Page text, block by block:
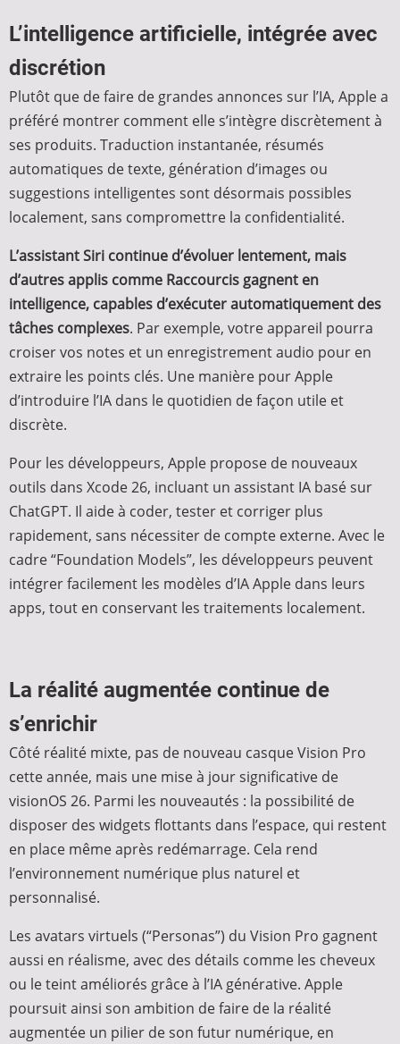
L’intelligence artificielle, intégrée avec
discrétion
Plutôt que de faire de grandes annonces sur l’IA, Apple a
préféré montrer comment elle s’intègre discrètement à
ses produits. Traduction instantanée, résumés
automatiques de texte, génération d’images ou
suggestions intelligentes sont désormais possibles
localement, sans compromettre la confidentialité.
L’assistant Siri continue d’évoluer lentement, mais
d’autres applis comme Raccourcis gagnent en
intelligence, capables d’exécuter automatiquement des
tâches complexes. Par exemple, votre appareil pourra
croiser vos notes et un enregistrement audio pour en
extraire les points clés. Une manière pour Apple
d’introduire l’IA dans le quotidien de façon utile et
discrète.
Pour les développeurs, Apple propose de nouveaux
outils dans Xcode 26, incluant un assistant IA basé sur
ChatGPT. Il aide à coder, tester et corriger plus
rapidement, sans nécessiter de compte externe. Avec le
cadre “Foundation Models”, les développeurs peuvent
intégrer facilement les modèles d’IA Apple dans leurs
apps, tout en conservant les traitements localement.
La réalité augmentée continue de
s’enrichir
Côté réalité mixte, pas de nouveau casque Vision Pro
cette année, mais une mise à jour significative de
visionOS 26. Parmi les nouveautés : la possibilité de
disposer des widgets flottants dans l’espace, qui restent
en place même après redémarrage. Cela rend
l’environnement numérique plus naturel et
personnalisé.
Les avatars virtuels (“Personas”) du Vision Pro gagnent
aussi en réalisme, avec des détails comme les cheveux
ou le teint améliorés grâce à l’IA générative. Apple
poursuit ainsi son ambition de faire de la réalité
augmentée un pilier de son futur numérique, en